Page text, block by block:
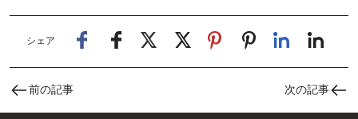
シェア
前の記事 次の記事